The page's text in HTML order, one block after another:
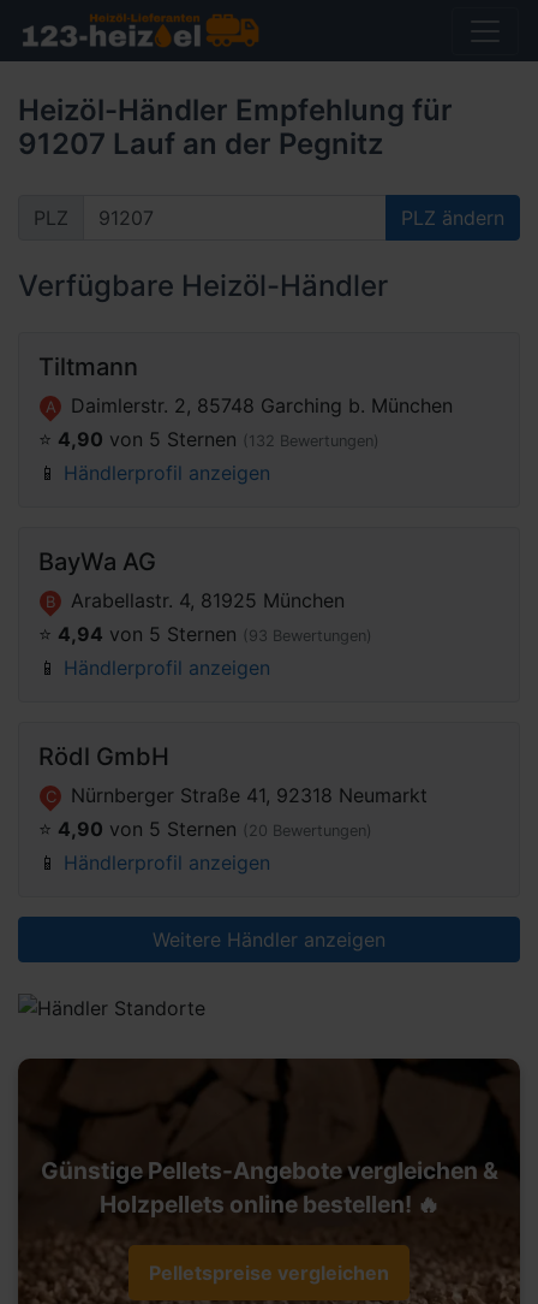
Heizöl-Händler Empfehlung für
91207 Lauf an der Pegnitz
PLZ PLZ ändern
Verfügbare Heizöl-Händler
Tiltmann
A
Daimlerstr. 2, 85748 Garching b. München
⭐️ 4,90 von 5 Sternen (132 Bewertungen)
📱 Händlerprofil anzeigen
BayWa AG
B
Arabellastr. 4, 81925 München
⭐️ 4,94 von 5 Sternen (93 Bewertungen)
📱 Händlerprofil anzeigen
Rödl GmbH
C
Nürnberger Straße 41, 92318 Neumarkt
⭐️ 4,90 von 5 Sternen (20 Bewertungen)
📱 Händlerprofil anzeigen
Weitere Händler anzeigen
Günstige Pellets-Angebote vergleichen &
Holzpellets online bestellen! 🔥
Pelletspreise vergleichen